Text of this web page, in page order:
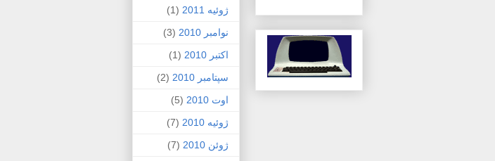
ژوئیه 2011
(1)
نوامبر 2010
(3)
اکتبر 2010
(1)
سپتامبر 2010
(2)
اوت 2010
(5)
ژوئیه 2010
(7)
ژوئن 2010
(7)